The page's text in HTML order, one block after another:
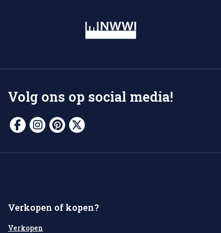
Volg ons op social media!
Verkopen of kopen?
Verkopen